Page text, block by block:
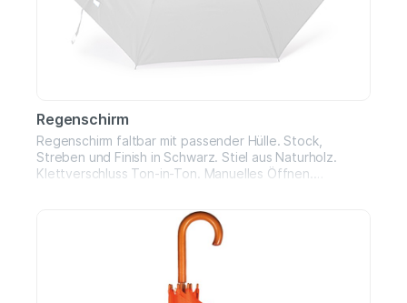
Regenschirm
Regenschirm faltbar mit passender Hülle. Stock,
Streben und Finish in Schwarz. Stiel aus Naturholz.
Klettverschluss Ton-in-Ton. Manuelles Öffnen.